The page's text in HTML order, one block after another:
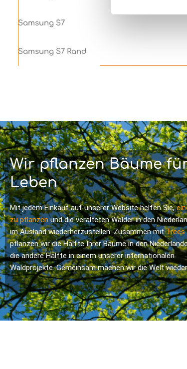
Samsung S7
Samsung S7 Rand
Wir pflanzen Bäume
Leben
Mit jedem Einkauf auf unserer Website helfen Sie,
zu pflanzenund die veralteten Wälder in den
im Ausland wiederherzustellen. Zusammen mit
pflanzen wir die Hälfte Ihrer Bäume in den
die andere Hälfte in einem unserer internationalen
Waldprojekte. Gemeinsam machen wir die Welt